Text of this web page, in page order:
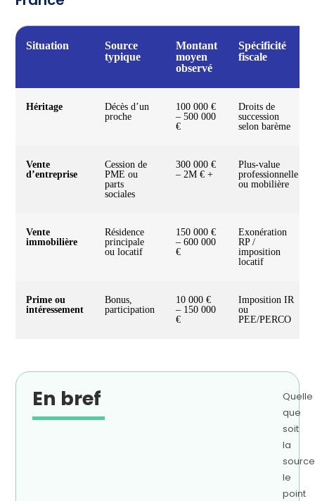
Situation
Source
typique
Montant
moyen
observé
Spécificité
fiscale
Héritage
Décès d’un
proche
100 000 €
– 500 000
€
Droits de
succession
selon barème
Vente
d’entreprise
Cession de
PME ou
parts
sociales
300 000 €
– 2M € +
Plus-value
professionnelle
ou mobilière
Vente
immobilière
Résidence
principale
ou locatif
150 000 €
– 600 000
€
Exonération
RP /
imposition
locatif
Prime ou
intéressement
Bonus,
participation
10 000 €
– 150 000
€
Imposition IR
ou
PEE/PERCO
En bref
Quelle
que
soit
la
le
point